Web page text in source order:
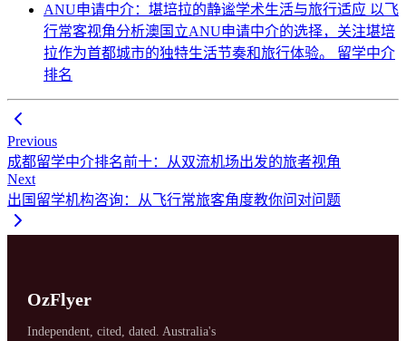
ANU申请中介：堪培拉的静谧学术生活与旅行适应 以飞
行常客视角分析澳国立ANU申请中介的选择，关注堪培
拉作为首都城市的独特生活节奏和旅行体验。 留学中介
排名
Previous
成都留学中介排名前十：从双流机场出发的旅者视角
Next
出国留学机构咨询：从飞行常旅客角度教你问对问题
OzFlyer
Independent, cited, dated. Australia's